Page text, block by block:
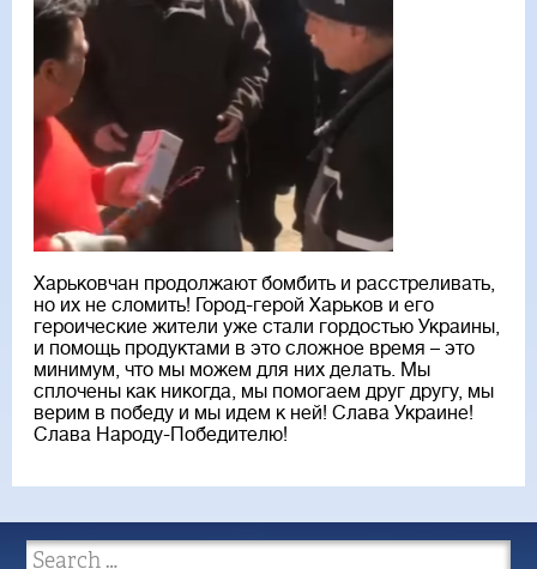
Харьковчан продолжают бомбить и расстреливать,
но их не сломить! Город-герой Харьков и его
героические жители уже стали гордостью Украины,
и помощь продуктами в это сложное время – это
минимум, что мы можем для них делать. Мы
сплочены как никогда, мы помогаем друг другу, мы
верим в победу и мы идем к ней! Слава Украине!
Слава Народу-Победителю!